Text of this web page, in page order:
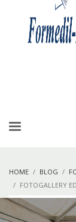
HOME BLOG
FOTOGALLERY